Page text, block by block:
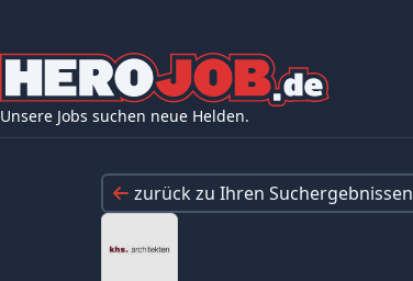
Unsere Jobs suchen neue Helden.
zurück zu Ihren Suchergebnissen